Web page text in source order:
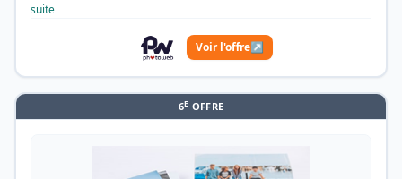
suite
Voir l'offre↗
6E OFFRE